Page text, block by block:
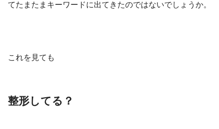
てたまたまキーワードに出てきたのではないでしょうか。
これを見ても
整形してる？